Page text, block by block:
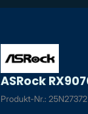
ASRock
Produkt-Nr.: 25N27372